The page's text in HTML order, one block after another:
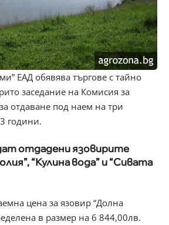
ЕАД обявява търгове с тайно
заседание на Комисия за
отдаване под наем на три
години.
отдадени язовирите
“Кулина вода” и “Сивата
цена за язовир “Долна
в размер на 6 844,00лв.